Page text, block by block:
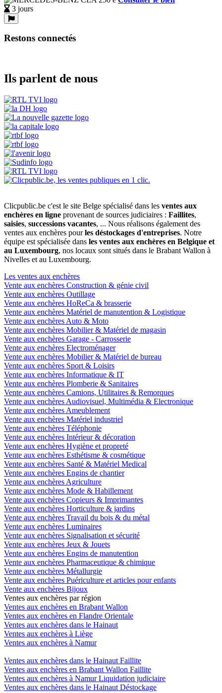
3 jours
Restons connectés
Ils parlent de nous
Clicpublic.be c'est le site Belge spécialisé dans les ventes aux
enchères en ligne provenant de sources judiciaires : Faillites,
saisies, successions vacantes, ... Nous réalisons également des
ventes aux enchères pourles déstockages d'entreprises. Notre
équipe est spécialisée dans les ventes aux enchères en Belgique et
au Luxembourg, nos locaux sont situés dans le Brabant Wallon à
Nivelles et au Luxembourg.
Les ventes aux enchères
Vente aux enchères Construction & génie civil
Vente aux enchères Outillage
Vente aux enchères HoReCa & brasserie
Vente aux enchères Matériel de manutention & Logistique
Vente aux enchères Auto & Moto
Vente aux enchères Mobilier & Matériel de magasin
Vente aux enchères Garage - Carrosserie
Vente aux enchères Electroménager
Vente aux enchères Mobilier & Matériel de bureau
Vente aux enchères Sport & Loisirs
Vente aux enchères Informatique & IT
Vente aux enchères Plomberie & Sanitaires
Vente aux enchères Camions, Utilitaires & Remorques
Vente aux enchères Audiovisuel, Multimédia & Electronique
Vente aux enchères Ameublement
Vente aux enchères Matériel industriel
Vente aux enchères Téléphonie
Vente aux enchères Intérieur & décoration
Vente aux enchères Hygiène et propreté
Vente aux enchères Esthétisme & cosmétique
Vente aux enchères Santé & Matériel Medical
Vente aux enchères Engins de chantier
Vente aux enchères Agriculture
Vente aux enchères Mode & Habillement
Vente aux enchères Copieurs & Imprimantes
Vente aux enchères Horticulture & jardins
Vente aux enchères Travail du bois & du métal
Vente aux enchères Luminaires
Vente aux enchères Signalisation et sécurité
Vente aux enchères Jeux & Jouets
Vente aux enchères Engins de manutention
Vente aux enchères Pharmaceutique & chimique
Vente aux enchères Métallurgie
Vente aux enchères Puériculture et articles pour enfants
Vente aux enchères Bijoux
Ventes aux enchères par région
Ventes aux enchères en Brabant Wallon
Ventes aux enchères en Flandre Orientale
Ventes aux enchères dans le Hainaut
Ventes aux enchères à Liège
Ventes aux enchères à Namur
Ventes aux enchères dans le Hainaut Faillite
Ventes aux enchères en Brabant Wallon Faillite
Ventes aux enchères à Namur Liquidation judiciaire
Ventes aux enchères dans le Hainaut Déstockage